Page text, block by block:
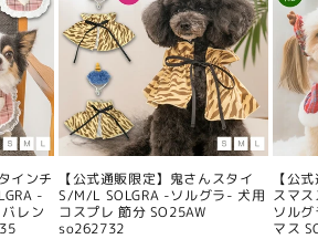
インチ
-
レン
【公式通販限定】鬼さんスタイ
S/M/L SOLGRA -ソルグラ- 犬用
コスプレ 節分 SO25AW
so262732
【公
スマ
ソル
マス